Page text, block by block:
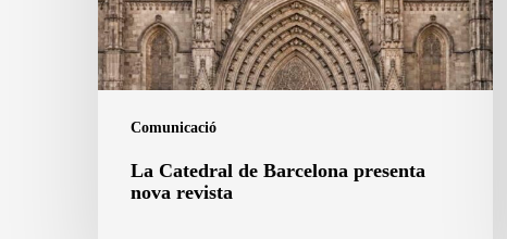
Comunicació
revista
La Catedral de Barcelona presenta
nova revista